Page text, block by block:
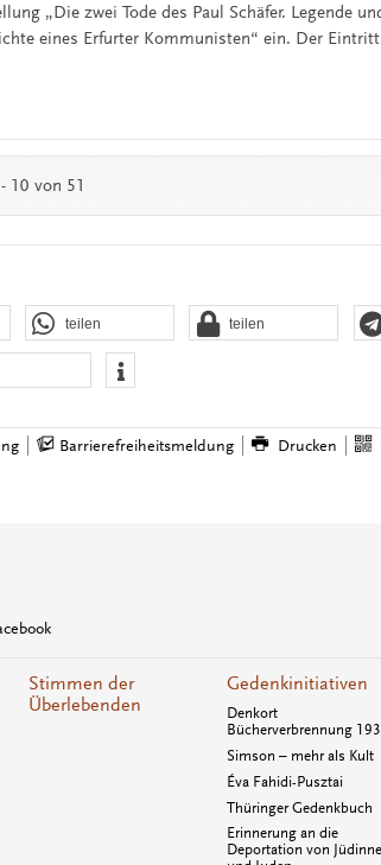
„Die zwei Tode des Paul Schäfer. Legende
eines Erfurter Kommunisten“ ein. Der
10 von 51
teilen teilen
Barrierefreiheitsmeldung Drucken
Stimmen der
Überlebenden
Gedenkinitiativen
Denkort
Bücherverbrennung
Simson – mehr als Kult
Éva Fahidi-Pusztai
Thüringer Gedenkbuch
Erinnerung an die
Deportation von